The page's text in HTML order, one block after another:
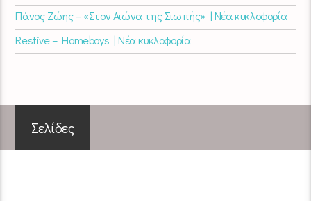
Πάνος Ζώης – «Στον Αιώνα της Σιωπής» | Νέα κυκλοφορία
Restive – Homeboys | Νέα κυκλοφορία
Σελίδες